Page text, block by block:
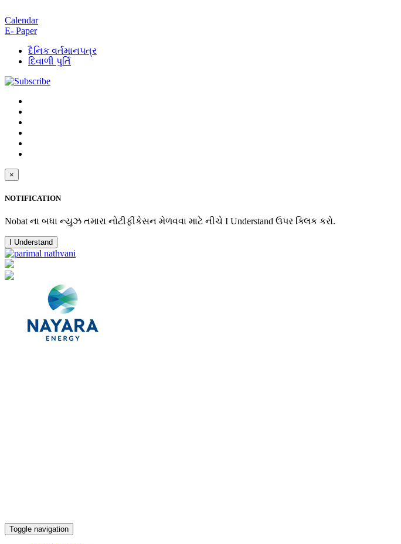
Calendar
E- Paper
દૈનિક વર્તમાનપત્ર
દિવાળી પુર્તિ
×
NOTIFICATION
Nobat ના બધા ન્યુઝ તમારા નોટીફીકેસન મેળવવા માટે નીચે I Understand ઉપર ક્લિક કરો.
I Understand
Toggle navigation